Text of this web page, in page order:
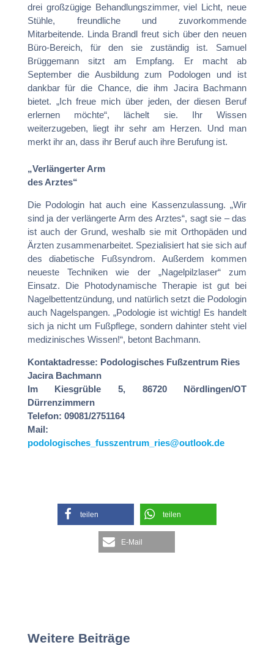
drei großzügige Behandlungszimmer, viel Licht, neue
Stühle, freundliche und zuvorkommende
Mitarbeitende. Linda Brandl freut sich über den neuen
Büro-Bereich, für den sie zuständig ist. Samuel
Brüggemann sitzt am Empfang. Er macht ab
September die Ausbildung zum Podologen und ist
dankbar für die Chance, die ihm Jacira Bachmann
bietet. „Ich freue mich über jeden, der diesen Beruf
erlernen möchte“, lächelt sie. Ihr Wissen
weiterzugeben, liegt ihr sehr am Herzen. Und man
merkt ihr an, dass ihr Beruf auch ihre Berufung ist.
„Verlängerter Arm
des Arztes“
Die Podologin hat auch eine Kassenzulassung. „Wir
sind ja der verlängerte Arm des Arztes“, sagt sie – das
ist auch der Grund, weshalb sie mit Orthopäden und
Ärzten zusammenarbeitet. Spezialisiert hat sie sich auf
des diabetische Fußsyndrom. Außerdem kommen
neueste Techniken wie der „Nagelpilzlaser“ zum
Einsatz. Die Photodynamische Therapie ist gut bei
Nagelbettentzündung, und natürlich setzt die Podologin
auch Nagelspangen. „Podologie ist wichtig! Es handelt
sich ja nicht um Fußpflege, sondern dahinter steht viel
medizinisches Wissen!“, betont Bachmann.
Kontaktadresse: Podologisches Fußzentrum Ries
Jacira Bachmann
Im Kiesgrüble 5, 86720 Nördlingen/OT
Dürrenzimmern
Telefon: 09081/2751164
Mail:
podologisches_fusszentrum_ries@outlook.de
teilen teilen
E-Mail
Weitere Beiträge